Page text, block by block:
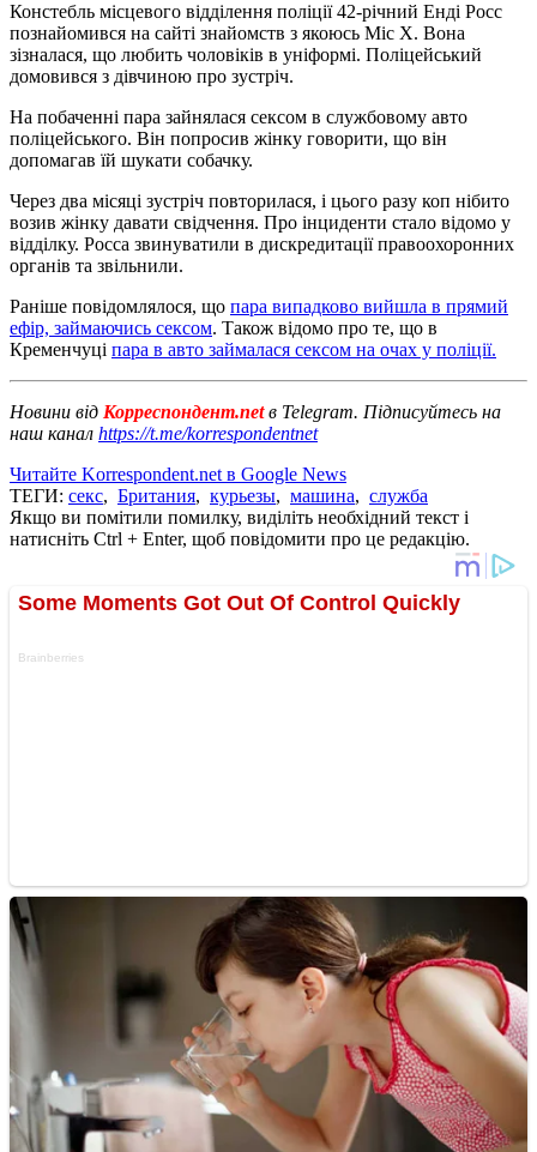
Констебль місцевого відділення поліції 42-річний Енді Росс
познайомився на сайті знайомств з якоюсь Міс X. Вона
зізналася, що любить чоловіків в уніформі. Поліцейський
домовився з дівчиною про зустріч.
На побаченні пара зайнялася сексом в службовому авто
поліцейського. Він попросив жінку говорити, що він
допомагав їй шукати собачку.
Через два місяці зустріч повторилася, і цього разу коп нібито
возив жінку давати свідчення. Про інциденти стало відомо у
відділку. Росса звинуватили в дискредитації правоохоронних
органів та звільнили.
Раніше повідомлялося, що пара випадково вийшла в прямий
ефір, займаючись сексом. Також відомо про те, що в
Кременчуці пара в авто займалася сексом на очах у поліції.
Новини від Корреспондент.netв Telegram. Підписуйтесь на
наш канал https://t.me/korrespondentnet
Читайте Korrespondent.net в Google News
ТЕГИ: секс, Британия, курьезы, машина, служба
Якщо ви помітили помилку, виділіть необхідний текст і
натисніть Ctrl + Enter, щоб повідомити про це редакцію.